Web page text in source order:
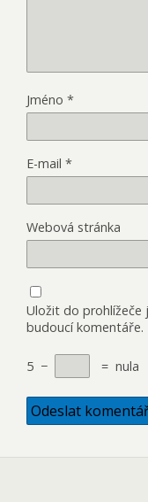
Jméno *
E-mail *
Webová stránka
Uložit do prohlížeče
budoucí komentáře.
5 − = nula